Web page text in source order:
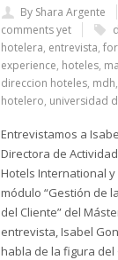
By Shara Argente
comments yet
hotelera, entrevista,
experience, hoteles,
direccion hoteles, mdh,
hotelero, universidad
Entrevistamos a
Directora de
Hotels International
módulo “Gestión de
del Cliente” del
entrevista, Isabel
habla de la figura del